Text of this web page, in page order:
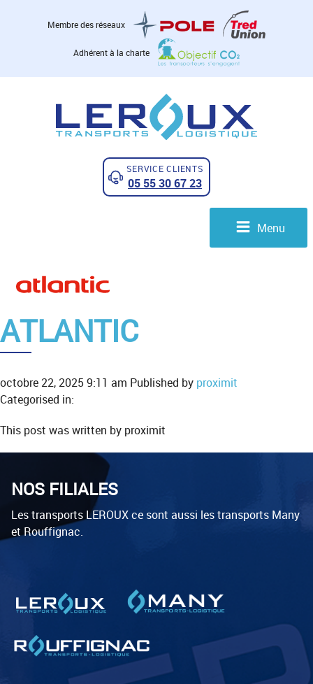
Membre des réseaux
Adhérent à la charte
SERVICE CLIENTS
05 55 30 67 23
Menu
ATLANTIC
octobre 22, 2025 9:11 am Published by proximit
Categorised in:
This post was written by proximit
NOS FILIALES
Les transports LEROUX ce sont aussi les transports Many
et Rouffignac.